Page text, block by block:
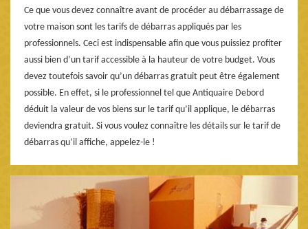
Ce que vous devez connaître avant de procéder au débarrassage de
votre maison sont les tarifs de débarras appliqués par les
professionnels. Ceci est indispensable afin que vous puissiez profiter
aussi bien d’un tarif accessible à la hauteur de votre budget. Vous
devez toutefois savoir qu’un débarras gratuit peut être également
possible. En effet, si le professionnel tel que Antiquaire Debord
déduit la valeur de vos biens sur le tarif qu’il applique, le débarras
deviendra gratuit. Si vous voulez connaître les détails sur le tarif de
débarras qu’il affiche, appelez-le !